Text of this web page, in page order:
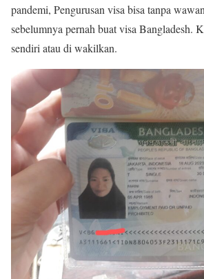
pandemi, Pengurusan visa bisa tanpa
sebelumnya pernah buat visa Bangladesh.
sendiri atau di wakilkan.